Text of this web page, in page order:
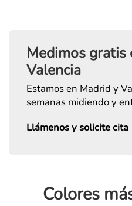
Medimos gratis
Valencia
Estamos en Madrid y
semanas midiendo y
Llámenos y solicite cita
Colores